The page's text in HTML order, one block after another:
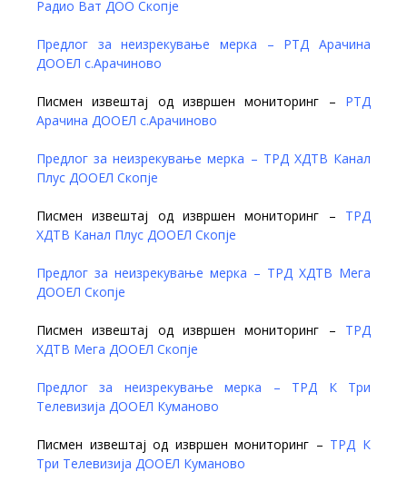
Радио Ват ДОО Скопје
Предлог за неизрекување мерка – РТД Арачина
ДООЕЛ с.Арачиново
Писмен извештај од извршен мониторинг – РТД
Арачина ДООЕЛ с.Арачиново
Предлог за неизрекување мерка – ТРД ХДТВ Канал
Плус ДООЕЛ Скопје
Писмен извештај од извршен мониторинг – ТРД
ХДТВ Канал Плус ДООЕЛ Скопје
Предлог за неизрекување мерка – ТРД ХДТВ Мега
ДООЕЛ Скопје
Писмен извештај од извршен мониторинг – ТРД
ХДТВ Мега ДООЕЛ Скопје
Предлог за неизрекување мерка – ТРД К Три
Телевизија ДООЕЛ Куманово
Писмен извештај од извршен мониторинг – ТРД К
Три Телевизија ДООЕЛ Куманово